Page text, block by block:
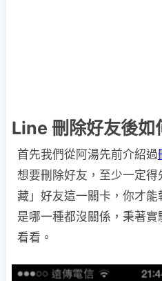
Line 刪除好友後如
首先我們從阿湯先前介紹過
想要刪除好友，至少一定
藏」好友這一關卡，你才
是哪一種都沒關係，秉著
看看。